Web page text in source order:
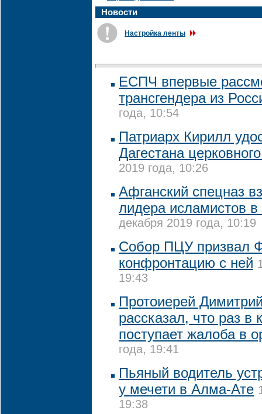
Новости
Настройка ленты
ЕСПЧ впервые
трансгендера из
года, 10:54
Патриарх Кирилл
Дагестана
2019 года, 10:26
Афганский спецназ
лидера исламистов
декабря 2019 года, 10:19
Собор ПЦУ призвал
конфронтацию с ней
19:43
Протоиерей
рассказал, что раз в
поступает жалоба в
года, 19:41
Пьяный водитель
у мечети в Алма-Ате
19:38